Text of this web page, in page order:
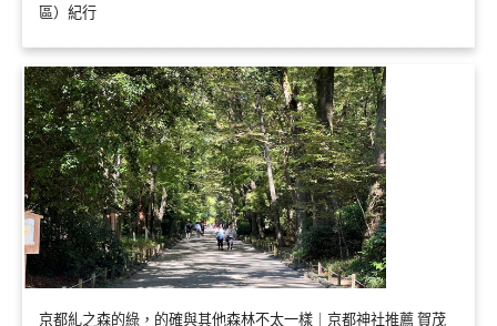
區）紀行
京都糺之森的綠，的確與其他森林不太一樣｜京都神社推薦 賀茂